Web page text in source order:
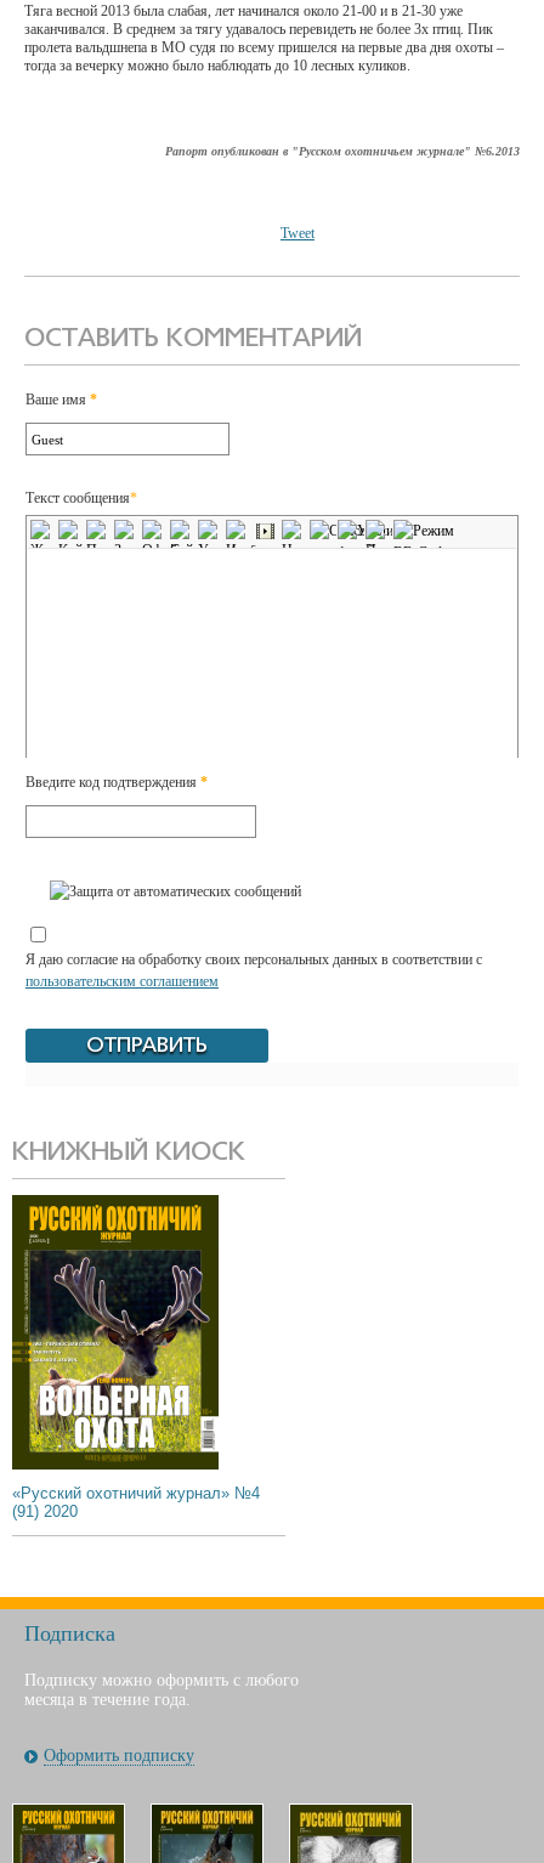
Тяга весной 2013 была слабая, лет начинался около 21-00 и в 21-30 уже
заканчивался. В среднем за тягу удавалось перевидеть не более 3х птиц. Пик
пролета вальдшнепа в МО судя по всему пришелся на первые два дня охоты –
тогда за вечерку можно было наблюдать до 10 лесных куликов.
Рапорт опубликован в "Русском охотничьем журнале" №6.2013
Tweet
ОСТАВИТЬ КОММЕНТАРИЙ
Ваше имя *
Текст сообщения*
Введите код подтверждения *
Я даю согласие на обработку своих персональных данных в соответствии с
пользовательским соглашением
КНИЖНЫЙ КИОСК
«Русский охотничий журнал» №4
(91) 2020
Подписка
Подписку можно оформить с любого
месяца в течение года.
Оформить подписку